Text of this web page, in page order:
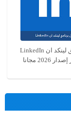
مجانا